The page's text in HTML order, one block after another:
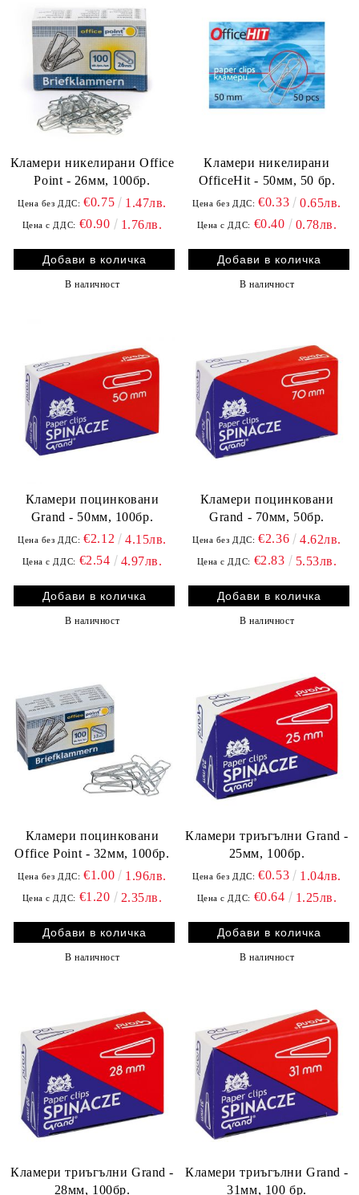
Кламери никелирани Office
Point - 26мм, 100бр.
Цена без ДДС: €0.75 1.47лв.
Цена с ДДС: €0.90 1.76лв.
В наличност
Кламери никелирани
OfficeHit - 50мм, 50 бр.
Цена без ДДС: €0.33 0.65лв.
Цена с ДДС: €0.40 0.78лв.
В наличност
Кламери поцинковани
Grand - 50мм, 100бр.
Цена без ДДС: €2.12 4.15лв.
Цена с ДДС: €2.54 4.97лв.
В наличност
Кламери поцинковани
Grand - 70мм, 50бр.
Цена без ДДС: €2.36 4.62лв.
Цена с ДДС: €2.83 5.53лв.
В наличност
Кламери поцинковани
Office Point - 32мм, 100бр.
Цена без ДДС: €1.00 1.96лв.
Цена с ДДС: €1.20 2.35лв.
В наличност
Кламери триъгълни Grand -
25мм, 100бр.
Цена без ДДС: €0.53 1.04лв.
Цена с ДДС: €0.64 1.25лв.
В наличност
Кламери триъгълни Grand -
28мм, 100бр.
Кламери триъгълни Grand -
31мм, 100 бр.